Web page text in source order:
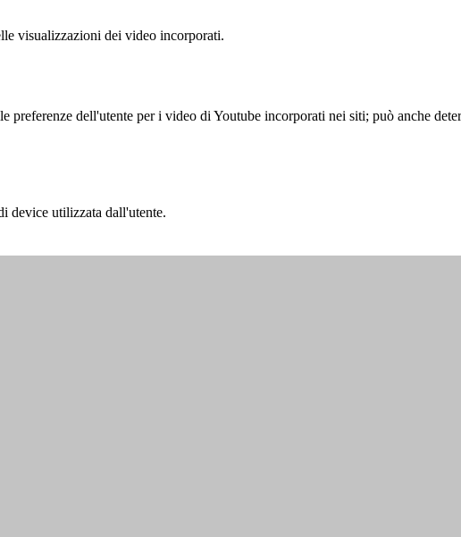
visualizzazioni dei video incorporati.
preferenze dell'utente per i video di Youtube incorporati nei siti; può anche
device utilizzata dall'utente.